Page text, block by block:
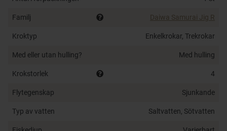
Familj Daiwa Samurai Jig R
Kroktyp Enkelkrokar, Trekrokar
Med eller utan hulling? Med hulling
Krokstorlek 4
Flytegenskap Sjunkande
Typ av vatten Saltvatten, Sötvatten